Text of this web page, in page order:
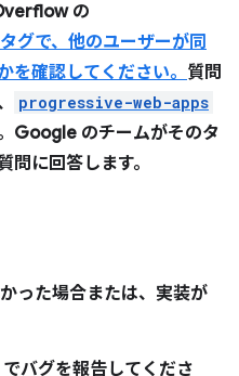
の
タグで、他のユーザーが同
を確認してください。 質問
progressive-web-apps
Google のチームがそのタ
に回答します。
った場合または、実装が
バグを報告してくださ